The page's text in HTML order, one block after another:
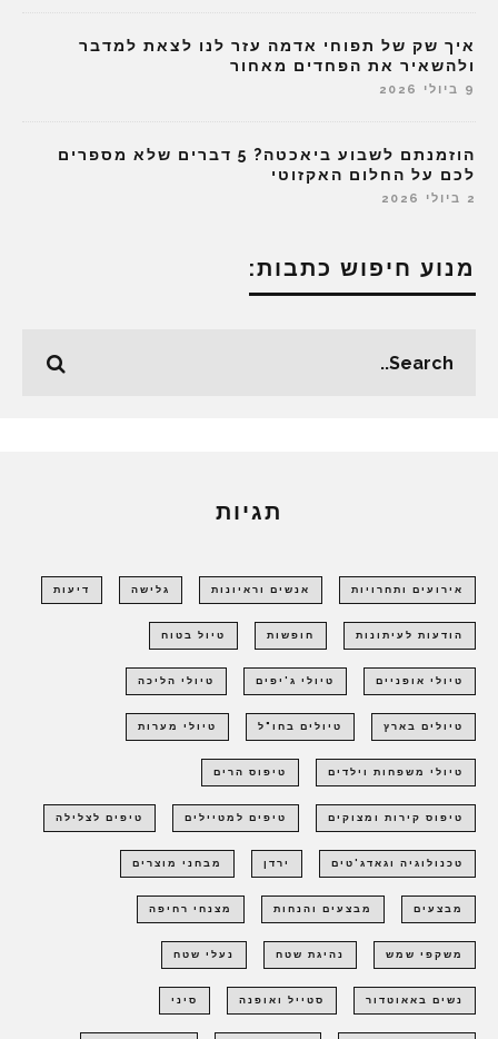
איך שק של תפוחי אדמה עזר לנו לצאת למדבר
ולהשאיר את הפחדים מאחור
9 ביולי 2026
הוזמנתם לשבוע ביאכטה? 5 דברים שלא מספרים
לכם על החלום האקזוטי
2 ביולי 2026
מנוע חיפוש כתבות:
תגיות
אירועים ותחרויות אנשים וראיונות גלישה דיעות
הודעות לעיתונות חופשות טיול בטוח
טיולי אופניים טיולי ג'יפים טיולי הליכה
טיולים בארץ טיולים בחו"ל טיולי מערות
טיולי משפחות וילדים טיפוס הרים
טיפוס קירות ומצוקים טיפים למטיילים טיפים לצלילה
טכנולוגיה וגאדג'טים ירדן מבחני מוצרים
מבצעים מבצעים והנחות מצנחי רחיפה
משקפי שמש נהיגת שטח נעלי שטח
נשים באאוטדור סטייל ואופנה סיני